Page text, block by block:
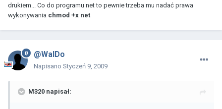
drukiem... Co do programu net to pewnie trzeba mu nadać prawa
wykonywania chmod +x net
@WalDo
Napisano Styczeń 9, 2009
M320 napisał: